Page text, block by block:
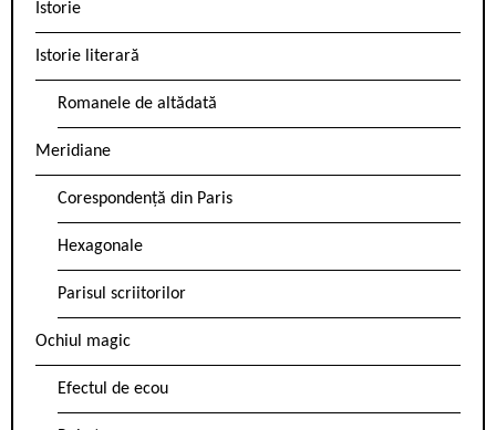
Istorie
Istorie literară
Romanele de altădată
Meridiane
Corespondență din Paris
Hexagonale
Parisul scriitorilor
Ochiul magic
Efectul de ecou